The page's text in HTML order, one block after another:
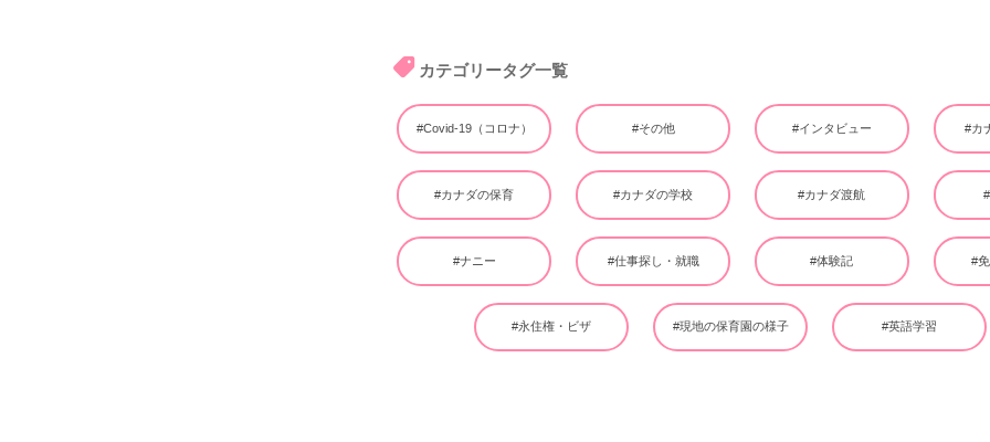
カテゴリータグ一覧
#Covid-19（コロナ） #その他 #インタビュー #カ
#カナダの保育 #カナダの学校 #カナダ渡航
#ナニー #仕事探し・就職 #体験記 #
#永住権・ビザ #現地の保育園の様子 #英語学習